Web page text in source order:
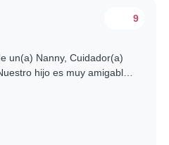
9
un(a) Nanny, Cuidador(a)
hijo es muy amigable,